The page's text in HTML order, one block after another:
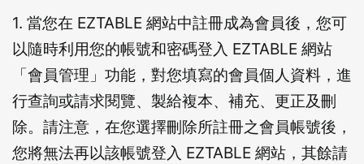
1. 當您在 EZTABLE 網站中註冊成為會員後，您可
以隨時利用您的帳號和密碼登入 EZTABLE 網站
「會員管理」功能，對您填寫的會員個人資料，進
行查詢或請求閱覽、製給複本、補充、更正及刪
除。請注意，在您選擇刪除所註冊之會員帳號後，
您將無法再以該帳號登入 EZTABLE 網站，其餘請